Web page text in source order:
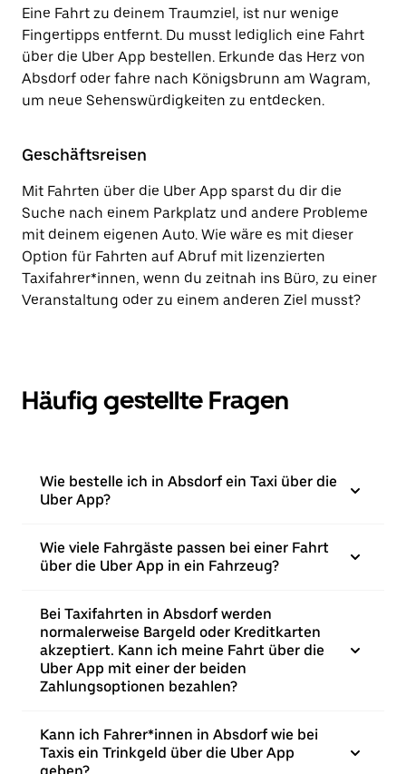
Eine Fahrt zu deinem Traumziel, ist nur wenige
Fingertipps entfernt. Du musst lediglich eine Fahrt
über die Uber App bestellen. Erkunde das Herz von
Absdorf oder fahre nach Königsbrunn am Wagram,
um neue Sehenswürdigkeiten zu entdecken.
Geschäftsreisen
Mit Fahrten über die Uber App sparst du dir die
Suche nach einem Parkplatz und andere Probleme
mit deinem eigenen Auto. Wie wäre es mit dieser
Option für Fahrten auf Abruf mit lizenzierten
Taxifahrer*innen, wenn du zeitnah ins Büro, zu einer
Veranstaltung oder zu einem anderen Ziel musst?
Häufig gestellte Fragen
Wie bestelle ich in Absdorf ein Taxi über die
Uber App?
Wie viele Fahrgäste passen bei einer Fahrt
über die Uber App in ein Fahrzeug?
Bei Taxifahrten in Absdorf werden
normalerweise Bargeld oder Kreditkarten
akzeptiert. Kann ich meine Fahrt über die
Uber App mit einer der beiden
Zahlungsoptionen bezahlen?
Kann ich Fahrer*innen in Absdorf wie bei
Taxis ein Trinkgeld über die Uber App